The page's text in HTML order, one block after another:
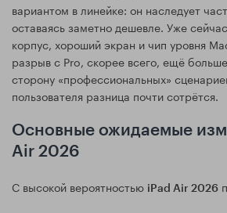
вариантом в линейке: он наследует
оставаясь заметно дешевле. Уже
корпус, хороший экран и чип уровня
разрыв с Pro, скорее всего, ещё
сторону «профессиональных»
пользователя разница почти сотрётся.
Основные ожидаемые
Air 2026
С высокой вероятностью iPad Air 2026